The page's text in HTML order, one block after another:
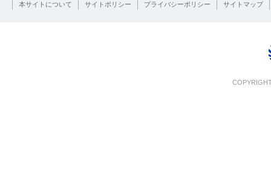
本サイトについて サイトポリシー プライバシーポリシー サイトマップ